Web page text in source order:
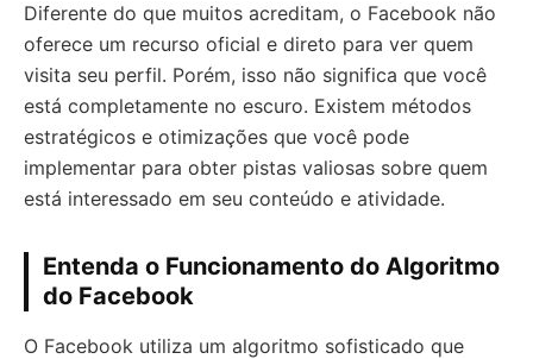
Diferente do que muitos acreditam, o Facebook não
oferece um recurso oficial e direto para ver quem
visita seu perfil. Porém, isso não significa que você
está completamente no escuro. Existem métodos
estratégicos e otimizações que você pode
implementar para obter pistas valiosas sobre quem
está interessado em seu conteúdo e atividade.
Entenda o Funcionamento do Algoritmo
do Facebook
O Facebook utiliza um algoritmo sofisticado que